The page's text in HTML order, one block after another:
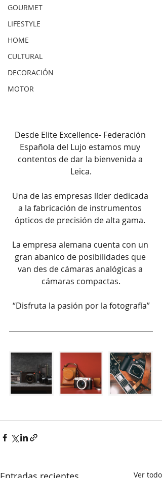
GOURMET
LIFESTYLE
HOME
CULTURAL
DECORACIÓN
MOTOR
Desde Elite Excellence- Federación
Española del Lujo estamos muy
contentos de dar la bienvenida a
Leica.
Una de las empresas líder dedicada
a la fabricación de instrumentos
ópticos de precisión de alta gama.
La empresa alemana cuenta con un
gran abanico de posibilidades que
van des de cámaras analógicas a
cámaras compactas.
“Disfruta la pasión por la fotografía”
Ver todo